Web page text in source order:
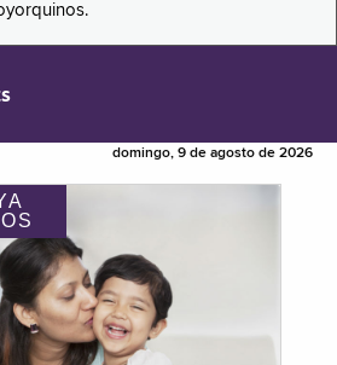
domingo, 9 de agosto de 2026